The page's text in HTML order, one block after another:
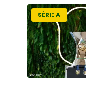
SÉRIE A